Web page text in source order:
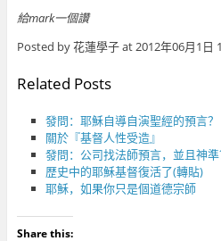
給mark一個讚
Posted by 花蓮學子 at 2012年06月1日
Related Posts
發問：耶穌自導自演聖經的預言？
關於『基督人性受造』
發問：公司找法師預言，並且神準
歴史中的耶穌基督復活了(轉貼)
耶穌，如果你只是個道德宗師
Share this: